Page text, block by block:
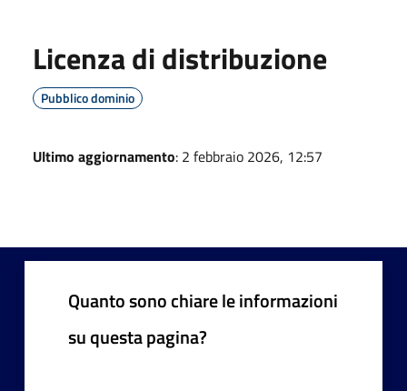
Licenza di distribuzione
Pubblico dominio
Ultimo aggiornamento: 2 febbraio 2026, 12:57
Quanto sono chiare le informazioni
su questa pagina?